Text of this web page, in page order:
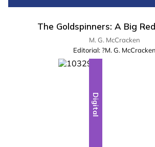
The Goldspinners: A Big
M. G. McCracken
Editorial: ?M. G. McCracken
Digital